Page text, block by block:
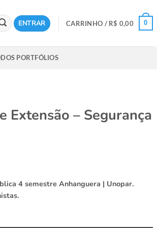
ENTRAR CARRINHO / R$ 0,00 0
PORTFÓLIOS
– Segurança
4 semestre Anhanguera | Unopar.